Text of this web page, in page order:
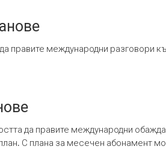
правите международни разговори
да правите международни
С плана за месечен абонамент